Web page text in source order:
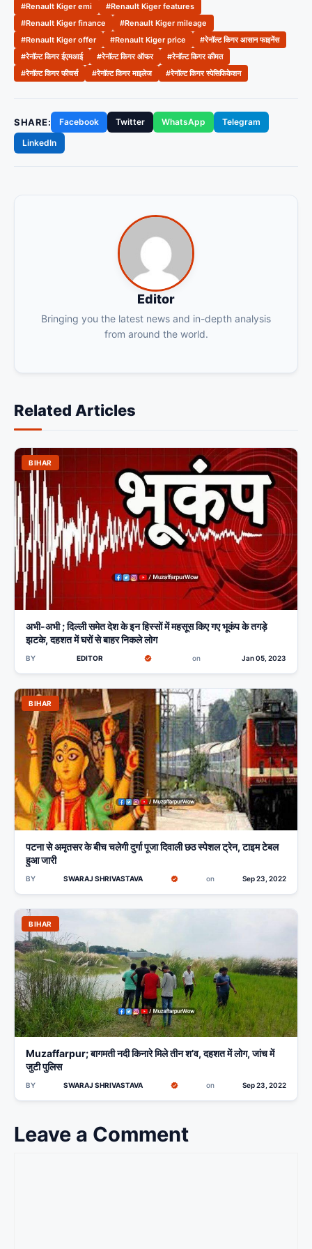
#Renault Kiger emi
#Renault Kiger features
#Renault Kiger finance
#Renault Kiger mileage
#Renault Kiger offer
#Renault Kiger price
#रेनॉल्ट किगर आसान फाइनेंस
#रेनॉल्ट किगर ईएमआई
#रेनॉल्ट किगर ऑफर
#रेनॉल्ट किगर कीमत
#रेनॉल्ट किगर फीचर्स
#रेनॉल्ट किगर माइलेज #रेनॉल्ट किगर स्पेसिफिकेशन
SHARE: Facebook Twitter WhatsApp
Telegram
LinkedIn
Editor
Bringing you the latest news and in-depth analysis
from around the world.
Related Articles
BIHAR
अभी-अभी ; दिल्ली समेत देश के इन हिस्सों में महसूस किए गए भूकंप के तगड़े
झटके, दहशत में घरों से बाहर निकले लोग
BY EDITOR on Jan 05, 2023
BIHAR
पटना से अमृतसर के बीच चलेगी दुर्गा पूजा दिवाली छठ स्पेशल ट्रेन, टाइम टेबल
हुआ जारी
BY SWARAJ SHRIVASTAVA on Sep 23, 2022
BIHAR
Muzaffarpur; बागमती नदी किनारे मिले तीन श’व, दहशत में लोग, जांच में
जुटी पुलिस
BY SWARAJ SHRIVASTAVA on Sep 23, 2022
Leave a Comment